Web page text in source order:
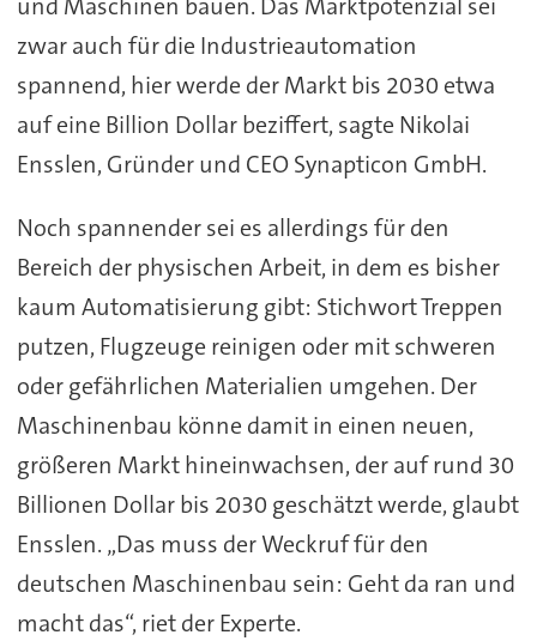
und Maschinen bauen. Das Marktpotenzial sei
zwar auch für die Industrieautomation
spannend, hier werde der Markt bis 2030 etwa
auf eine Billion Dollar beziffert, sagte Nikolai
Ensslen, Gründer und CEO Synapticon GmbH.
Noch spannender sei es allerdings für den
Bereich der physischen Arbeit, in dem es bisher
kaum Automatisierung gibt: Stichwort Treppen
putzen, Flugzeuge reinigen oder mit schweren
oder gefährlichen Materialien umgehen. Der
Maschinenbau könne damit in einen neuen,
größeren Markt hineinwachsen, der auf rund 30
Billionen Dollar bis 2030 geschätzt werde, glaubt
Ensslen. „Das muss der Weckruf für den
deutschen Maschinenbau sein: Geht da ran und
macht das“, riet der Experte.